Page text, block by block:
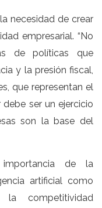
necesidad de crear
empresarial. “No
de políticas que
y la presión fiscal,
que representan el
ser un ejercicio
son la base del
de la
artificial como
competitividad